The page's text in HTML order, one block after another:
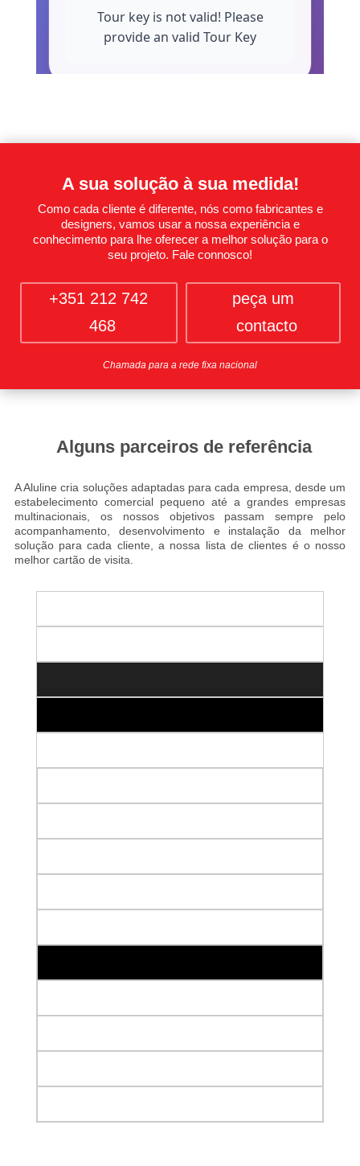
A sua solução à sua medida!
Como cada cliente é diferente, nós como fabricantes e
designers, vamos usar a nossa experiência e
conhecimento para lhe oferecer a melhor solução para o
seu projeto. Fale connosco!
+351 212 742
468
peça um
contacto
Chamada para a rede fixa nacional
Alguns parceiros de referência
A Aluline cria soluções adaptadas para cada empresa, desde um
estabelecimento comercial pequeno até a grandes empresas
multinacionais, os nossos objetivos passam sempre pelo
acompanhamento, desenvolvimento e instalação da melhor
solução para cada cliente , a nossa lista de clientes é o nosso
melhor cartão de visita.